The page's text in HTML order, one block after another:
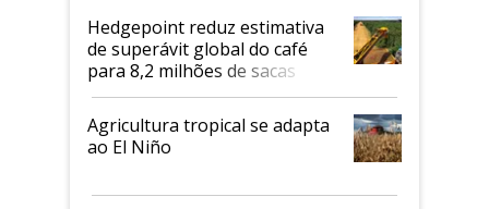
Hedgepoint reduz estimativa
de superávit global do café
para 8,2 milhões de sacas
Agricultura tropical se adapta
ao El Niño